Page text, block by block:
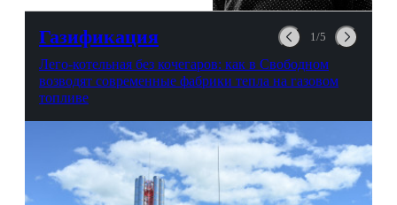
Газификация 1/5
Лего-котельная без кочегаров: как в Свободном
возводят современные фабрики тепла на газовом
топливе